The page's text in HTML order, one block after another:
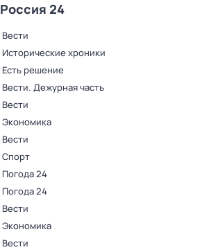
Россия 24
Вести
Исторические хроники
Есть решение
Вести. Дежурная часть
Вести
Экономика
Вести
Спорт
Погода 24
Погода 24
Вести
Экономика
Вести